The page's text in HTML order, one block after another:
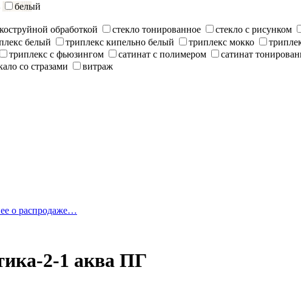
белый
обработкой стекло тонированное стекло с рисунком
белый триплекс кипельно белый триплекс мокко
триплекс с фьюзингом сатинат с полимером сатинат
со стразами
витраж
о распродаже…
2-1 аква ПГ